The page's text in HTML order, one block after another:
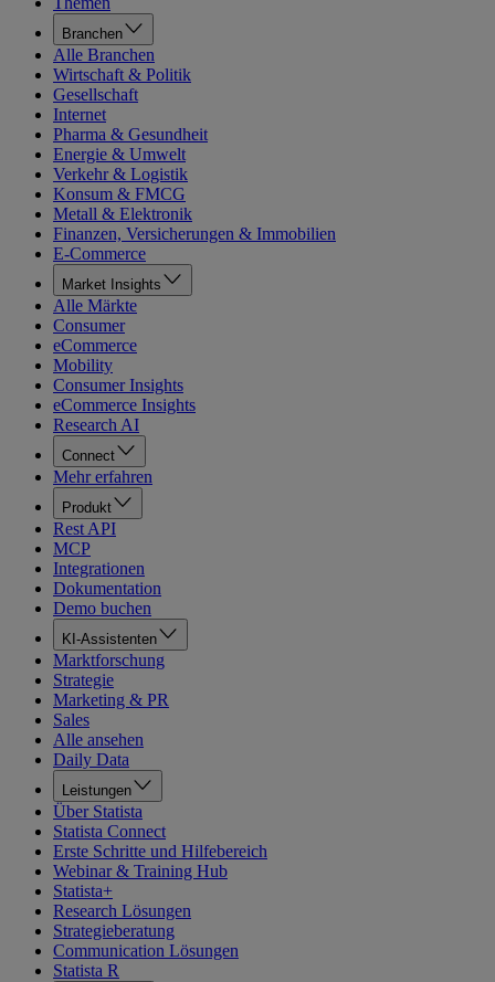
Branchen
Alle Branchen
Wirtschaft & Politik
Gesellschaft
Internet
Pharma & Gesundheit
Energie & Umwelt
Verkehr & Logistik
Konsum & FMCG
Metall & Elektronik
Finanzen, Versicherungen & Immobilien
E-Commerce
Market Insights
Alle Märkte
Consumer
eCommerce
Mobility
Consumer Insights
eCommerce Insights
Research AI
Connect
Mehr erfahren
Produkt
Rest API
MCP
Integrationen
Dokumentation
Demo buchen
KI-Assistenten
Marktforschung
Strategie
Marketing & PR
Sales
Alle ansehen
Daily Data
Leistungen
Über Statista
Statista Connect
Erste Schritte und Hilfebereich
Webinar & Training Hub
Statista+
Research Lösungen
Strategieberatung
Communication Lösungen
Statista R